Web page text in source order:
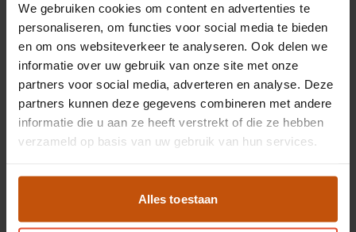
We gebruiken cookies om content en advertenties te
personaliseren, om functies voor social media te bieden
en om ons websiteverkeer te analyseren. Ook delen we
informatie over uw gebruik van onze site met onze
partners voor social media, adverteren en analyse. Deze
partners kunnen deze gegevens combineren met andere
informatie die u aan ze heeft verstrekt of die ze hebben
verzameld op basis van uw gebruik van hun services.
Alles toestaan
Verder kijken
Elektrische fietsen Alle fietsen
Tweedehands e-bikes Tweedehands fietsen
Alle merken